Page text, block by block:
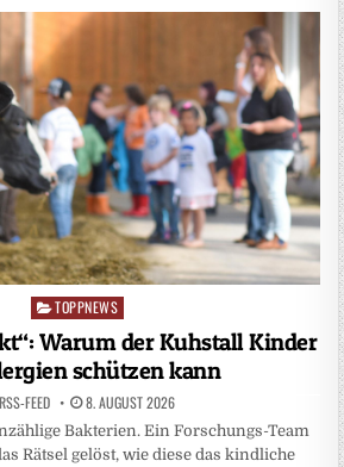
Posted
in
TOPPNEWS
Warum der Kuhstall Kinder
schützen kann
RSS-FEED 8. AUGUST 2026
Bakterien. Ein Forschungs-Team
Rätsel gelöst, wie diese das kindliche